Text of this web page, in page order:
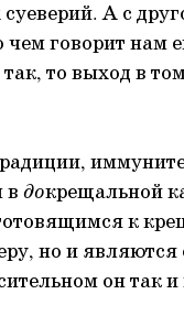
А с
говорит нам
то выход в
в докрещальной
к
но и
он так и